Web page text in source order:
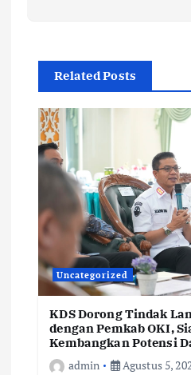
Related Posts
Uncategorized
KDS Dorong Tindak
dengan Pemkab OKI,
Kembangkan Potensi
admin
Agustus 5,